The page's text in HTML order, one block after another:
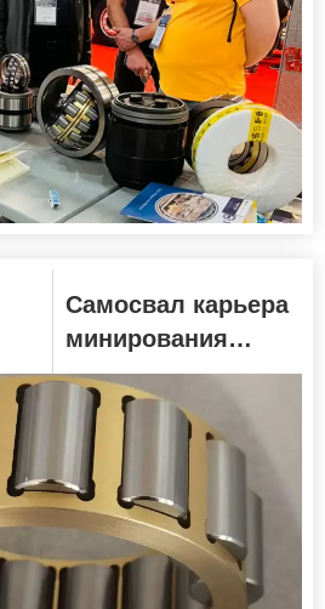
выставки CTT
Expo Russia 2023
Самосвал карьера
минирования
ТР50 ТР60 ТР100
нося 15238327
РК-020 15015363
РК5040А РХП